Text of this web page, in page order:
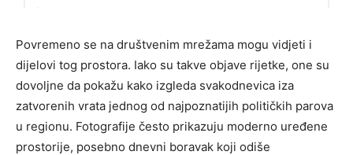
Povremeno se na društvenim mrežama mogu vidjeti i
dijelovi tog prostora. Iako su takve objave rijetke, one su
dovoljne da pokažu kako izgleda svakodnevica iza
zatvorenih vrata jednog od najpoznatijih političkih parova
u regionu. Fotografije često prikazuju moderno uređene
prostorije, posebno dnevni boravak koji odiše